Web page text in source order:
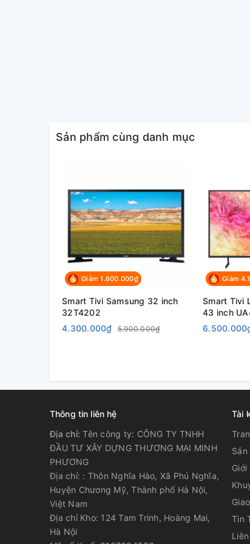
Công nghệ âm thanh:
Dolby Atmos
Q-Symphony
Kích thước có chân: 1444.3 x 896.6 x 265.9
Kích thước không chân: 1444.3 x 831.7 x
Năm sản xuất: 2023
Thương hiệu: Samsung
Sản phẩm cùng danh mục
Giảm 1.600.000₫
Smart Tivi Samsung 32 inch
32T4202
4.300.000₫
5.900.000₫
Giảm
Smart Tivi
43 inch
Thông tin liên hệ
Địa chỉ:Tên công ty: CÔNG TY TNHH
ĐẦU TƯ XÂY DỰNG THƯƠNG MẠI MINH
PHƯƠNG
Địa chỉ: : Thôn Nghĩa Hào, Xã Phú Nghĩa,
Huyện Chương Mỹ, Thành phố Hà Nội,
Việt Nam
Địa chỉ Kho: 124 Tam Trinh, Hoàng Mai,
Hà Nội
Tài
Sản
Giới
Tin